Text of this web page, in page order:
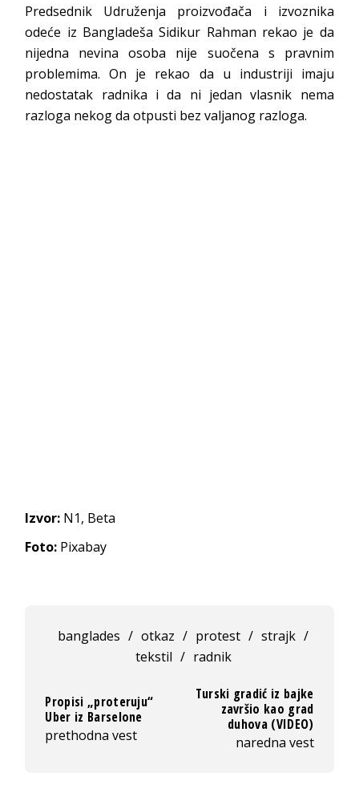
Predsednik Udruženja proizvođača i izvoznika
odeće iz Bangladeša Sidikur Rahman rekao je da
nijedna nevina osoba nije suočena s pravnim
problemima. On je rekao da u industriji imaju
nedostatak radnika i da ni jedan vlasnik nema
razloga nekog da otpusti bez valjanog razloga.
Izvor: N1, Beta
Foto: Pixabay
banglades / otkaz / protest / strajk /
tekstil / radnik
Propisi „proteruju“
Uber iz Barselone
prethodna vest
Turski gradić iz bajke
završio kao grad
duhova (VIDEO)
naredna vest